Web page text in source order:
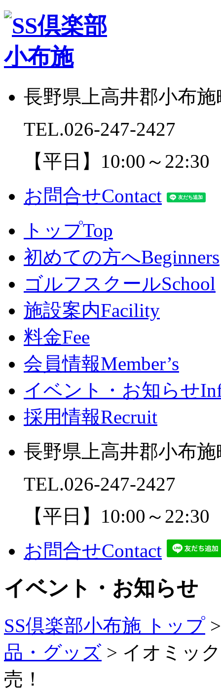
長野県上高井郡小布施
TEL.026-247-2427
【平日】10:00～
お問合せContact
トップTop
初めての方へBeginners
ゴルフスクールSchool
施設案内Facility
料金Fee
会員情報Member’s
イベント・お知らせ
採用情報Recruit
長野県上高井郡小布施
TEL.026-247-2427
【平日】10:00～
お問合せContact
イベント・お知らせ
SS倶楽部小布施 トップ
品・グッズ > イオミッ
売！